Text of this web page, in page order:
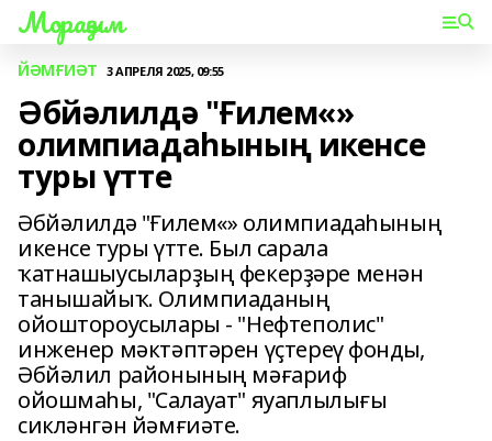
Мораҙым
ЙӘМҒИӘТ 3 АПРЕЛЯ 2025, 09:55
Әбйәлилдә "Ғилем«»
олимпиадаһының икенсе
туры үтте
Әбйәлилдә "Ғилем«» олимпиадаһының
икенсе туры үтте. Был сарала
ҡатнашыусыларҙың фекерҙәре менән
танышайыҡ. Олимпиаданың
ойоштороусылары - "Нефтеполис"
инженер мәктәптәрен үҫтереү фонды,
Әбйәлил районының мәғариф
ойошмаһы, "Салауат" яуаплылығы
сикләнгән йәмғиәте.